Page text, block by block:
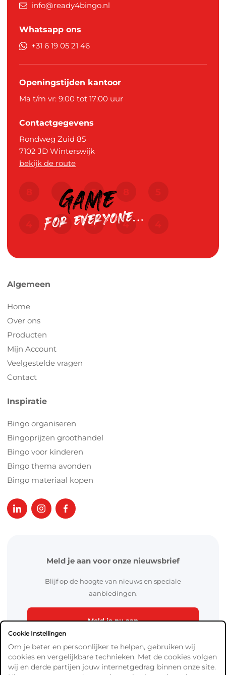
info@ready4bingo.nl
Whatsapp ons
+31 6 19 05 21 46
Openingstijden kantoor
Ma t/m vr: 9:00 tot 17:00 uur
Contactgegevens
Rondweg Zuid 85
7102 JD Winterswijk
bekijk de route
Algemeen
Home
Over ons
Producten
Mijn Account
Veelgestelde vragen
Contact
Inspiratie
Bingo organiseren
Bingoprijzen groothandel
Bingo voor kinderen
Bingo thema avonden
Bingo materiaal kopen
Meld je aan voor onze nieuwsbrief
Blijf op de hoogte van nieuws en speciale
aanbiedingen.
Meld je nu aan
Cookie Instellingen
Om je beter en persoonlijker te helpen, gebruiken wij
cookies en vergelijkbare technieken. Met de cookies volgen
wij en derde partijen jouw internetgedrag binnen onze site.